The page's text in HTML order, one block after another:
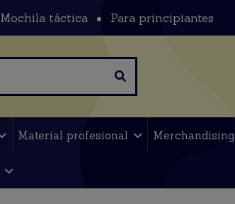
Mochila táctica Para principiantes
Material profesional Merchandising